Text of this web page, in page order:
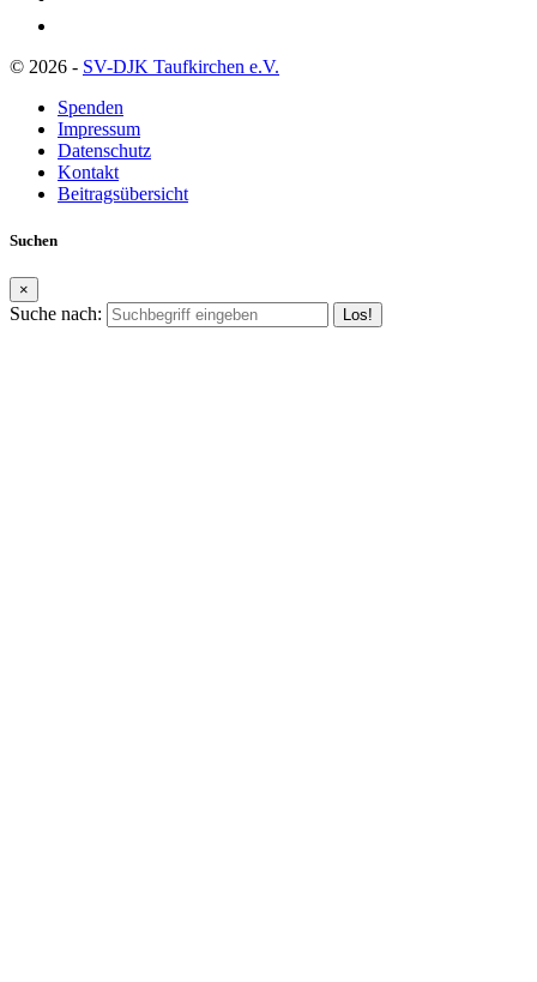
© 2026 - SV-DJK Taufkirchen e.V.
Spenden
Impressum
Datenschutz
Kontakt
Beitragsübersicht
Suchen
×
Suche nach: